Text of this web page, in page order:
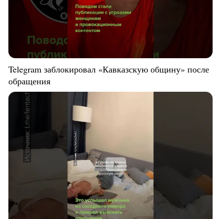
Telegram заблокировал «Кавказскую общину» после
обращения